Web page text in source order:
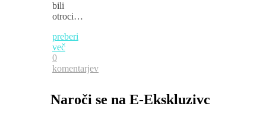
bili
otroci…
preberi
več
0
komentarjev
Naroči se na E-Ekskluzivc